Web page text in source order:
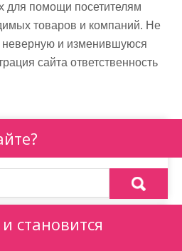
для помощи посетителям
товаров и компаний. Не
неверную и изменившуюся
сайта ответственность
становится